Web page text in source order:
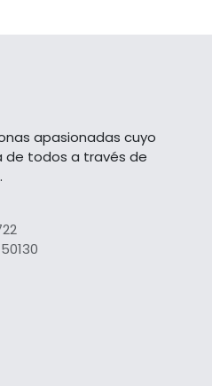
apasionadas cuyo
de todos a través de